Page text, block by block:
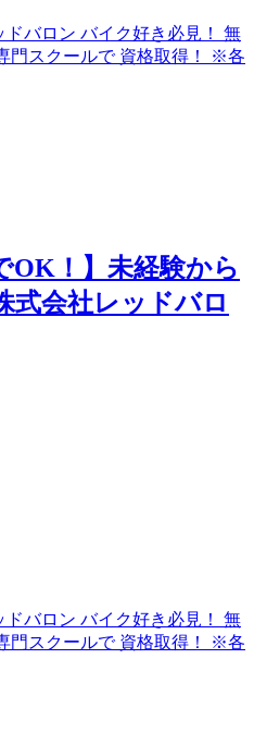
OK！】未経験から
式会社レッドバロ